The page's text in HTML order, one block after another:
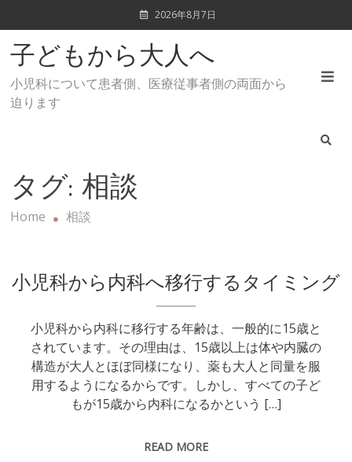
to
content
2026年8月7日
子どもから大人へ
小児科について患者側、医療従事者側の両面から
迫ります
タグ:相談
Home 相談
小児科から内科へ移行するタイミング
小児科から内科に移行する年齢は、一般的に15歳と
されています。その理由は、15歳以上は体や内臓の
構造が大人とほぼ同様になり、薬も大人と同量を服
用するようになるからです。しかし、すべての子ど
もが15歳から内科になるかという […]
READ MORE